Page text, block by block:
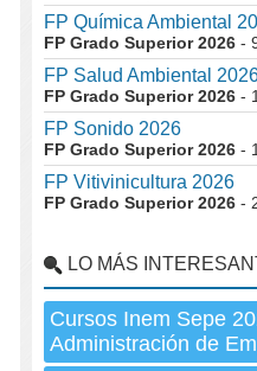
FP Química Ambiental
FP Grado Superior 2026 -
FP Salud Ambiental
FP Grado Superior 2026 -
FP Sonido 2026
FP Grado Superior 2026 -
FP Vitivinicultura 2026
FP Grado Superior 2026 -
LO MÁS
Cursos Inem Sepe
Administración de